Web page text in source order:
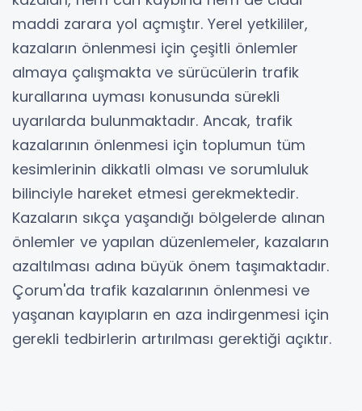
maddi zarara yol açmıştır. Yerel yetkililer,
kazaların önlenmesi için çeşitli önlemler
almaya çalışmakta ve sürücülerin trafik
kurallarına uyması konusunda sürekli
uyarılarda bulunmaktadır. Ancak, trafik
kazalarının önlenmesi için toplumun tüm
kesimlerinin dikkatli olması ve sorumluluk
bilinciyle hareket etmesi gerekmektedir.
Kazaların sıkça yaşandığı bölgelerde alınan
önlemler ve yapılan düzenlemeler, kazaların
azaltılması adına büyük önem taşımaktadır.
Çorum'da trafik kazalarının önlenmesi ve
yaşanan kayıpların en aza indirgenmesi için
gerekli tedbirlerin artırılması gerektiği açıktır.